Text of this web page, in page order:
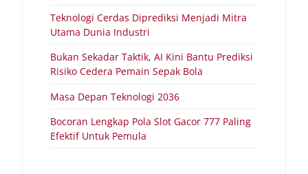
Teknologi Cerdas Diprediksi Menjadi Mitra
Utama Dunia Industri
Bukan Sekadar Taktik, AI Kini Bantu Prediksi
Risiko Cedera Pemain Sepak Bola
Masa Depan Teknologi 2036
Bocoran Lengkap Pola Slot Gacor 777 Paling
Efektif Untuk Pemula